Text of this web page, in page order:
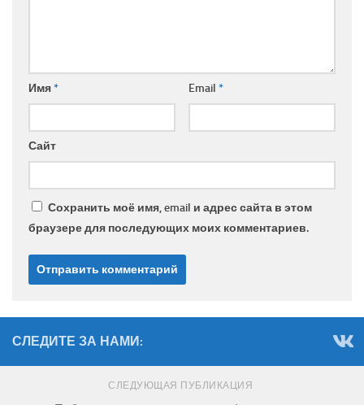
Имя* Email *
Сайт
Сохранить моё имя, email и адрес сайта в этом
браузере для последующих моих комментариев.
СЛЕДИТЕ ЗА НАМИ:
СЛЕДУЮЩАЯ ПУБЛИКАЦИЯ